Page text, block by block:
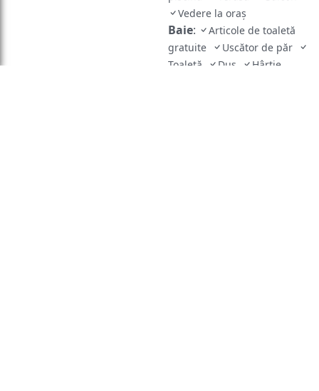
Vedere la oraș
Baie:
Articole de toaletă
gratuite
Uscător de păr
Toaletă
Duş
Hârtie